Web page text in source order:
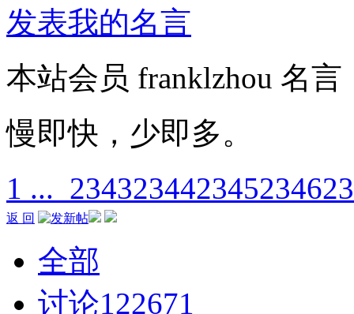
发表我的名言
本站会员 franklzhou 名言
慢即快，少即多。
1 ... 2343234423452346
返 回
全部
讨论122671